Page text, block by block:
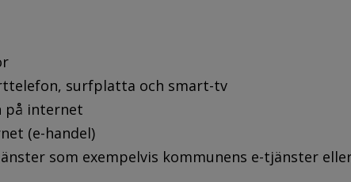
surfplatta och smart-tv
på internet
(e-handel)
som exempelvis kommunens e-tjänster